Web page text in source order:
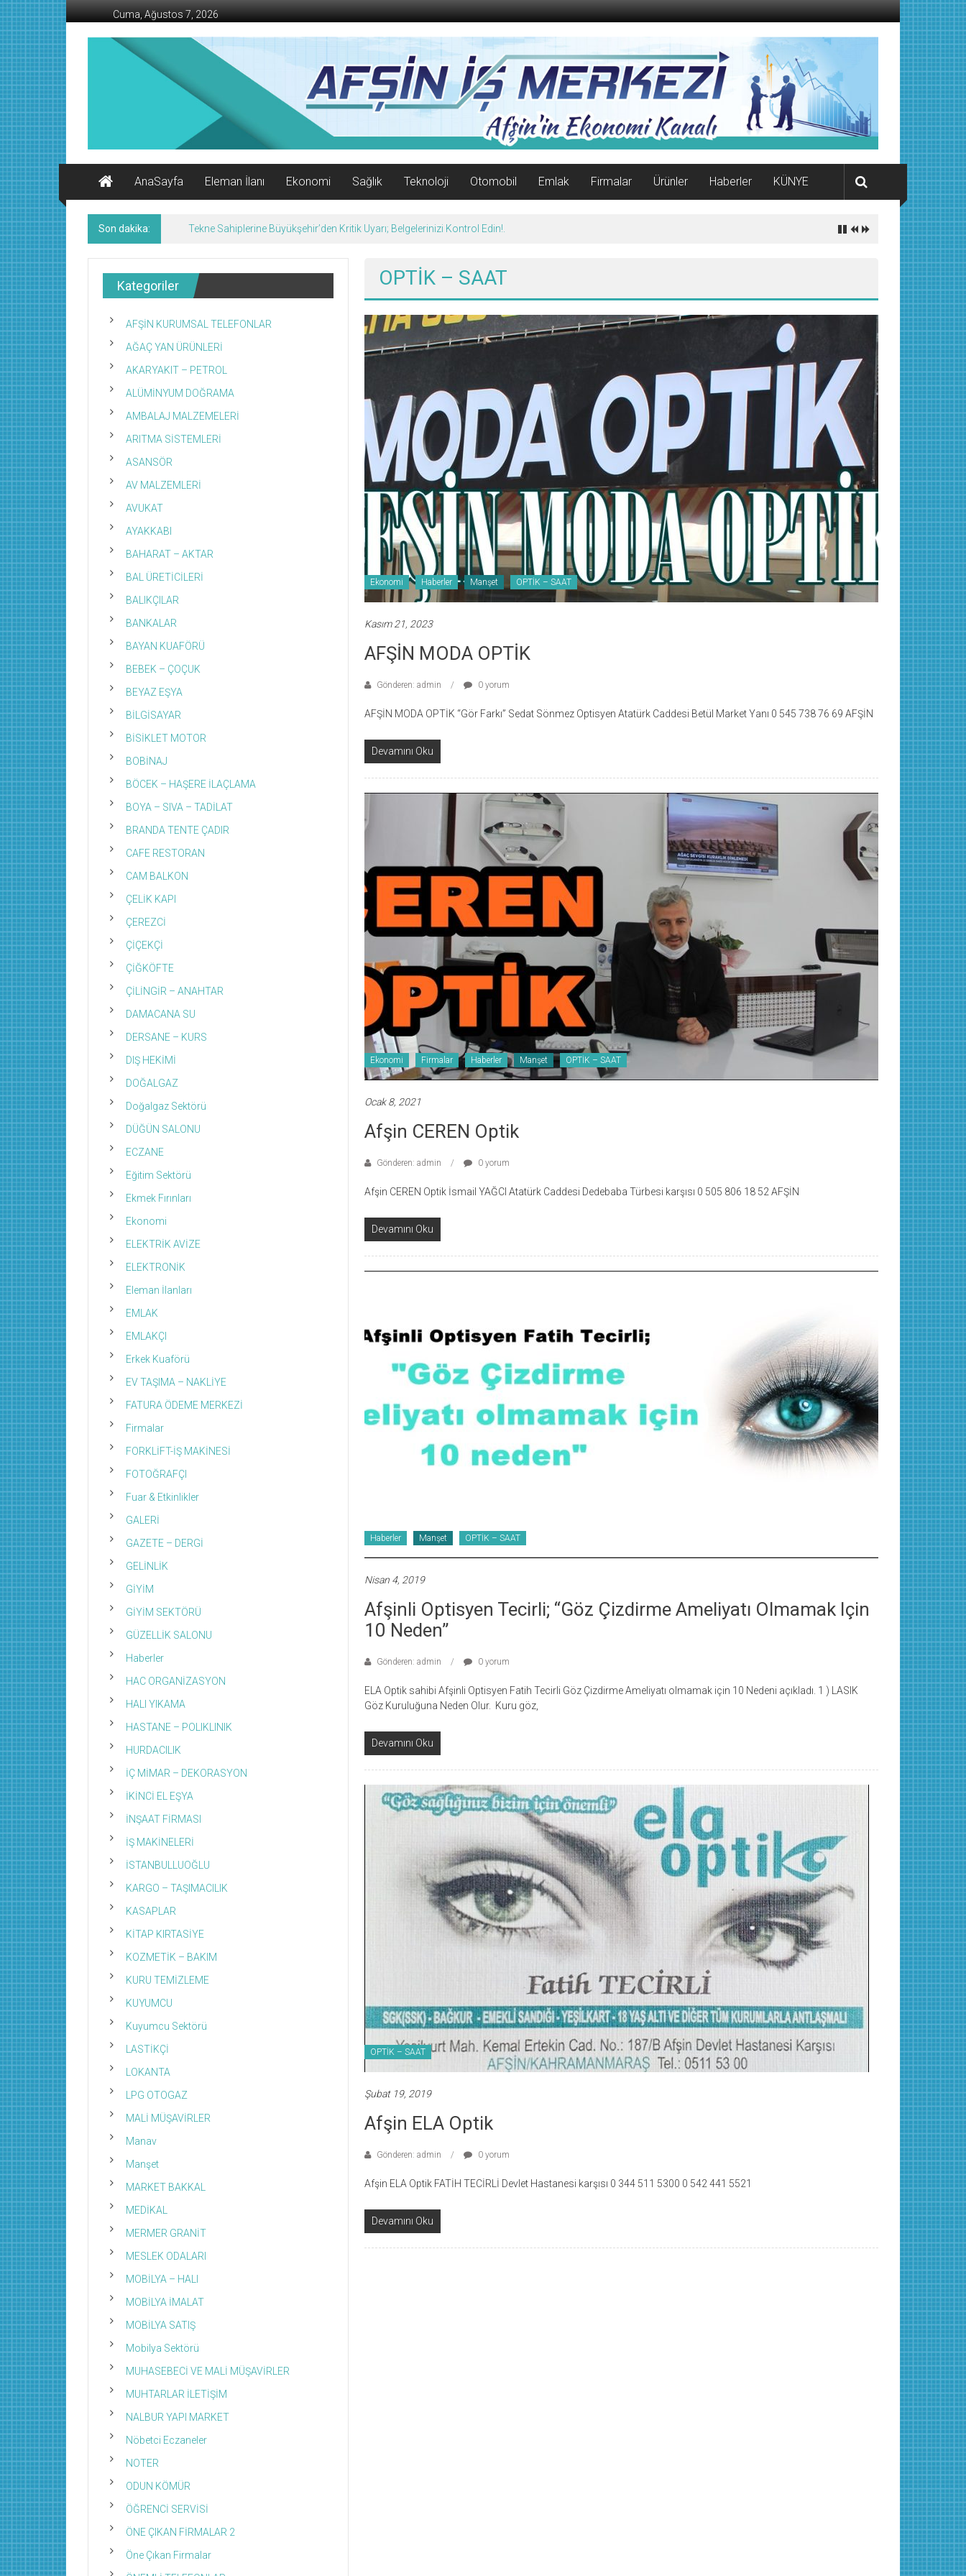
İçeriğe
geç
Cuma, Ağustos 7, 2026
AFŞİN
Ekonomi
Kanalı
AnaSayfa
Eleman İlanı Ekonomi Sağlık Teknoloji Otomobil Emlak Firmalar Ürünler Haberler KÜNYE
Son dakika: Tekne Sahiplerine Büyükşehir’den Kritik Uyarı; Belgelerinizi Kontrol Edin!.
OPTİK – SAAT
Ekonomi Haberler Manşet OPTİK – SAAT
Kasım 21, 2023
AFŞİN MODA OPTİK
Gönderen: admin 0 yorum
AFŞİN MODA OPTİK “Gör Farkı” Sedat Sönmez Optisyen Atatürk Caddesi Betül Market Yanı 0 545 738 76 69 AFŞİN
Devamını Oku
Ekonomi Firmalar Haberler Manşet OPTİK – SAAT
Ocak 8, 2021
Afşin CEREN Optik
Gönderen: admin 0 yorum
Afşin CEREN Optik İsmail YAĞCI Atatürk Caddesi Dedebaba Türbesi karşısı 0 505 806 18 52 AFŞİN
Devamını Oku
Haberler Manşet OPTİK – SAAT
Nisan 4, 2019
Afşinli Optisyen Tecirli; “Göz Çizdirme Ameliyatı Olmamak Için
10 Neden”
Gönderen: admin 0 yorum
ELA Optik sahibi Afşinli Optisyen Fatih Tecirli Göz Çizdirme Ameliyatı olmamak için 10 Nedeni açıkladı. 1 ) LASIK
Göz Kuruluğuna Neden Olur. Kuru göz,
Devamını Oku
OPTİK – SAAT
Şubat 19, 2019
Afşin ELA Optik
Gönderen: admin 0 yorum
Afşin ELA Optik FATİH TECİRLİ Devlet Hastanesi karşısı 0 344 511 5300 0 542 441 5521
Devamını Oku
Kategoriler
AFŞİN KURUMSAL TELEFONLAR
AĞAÇ YAN ÜRÜNLERİ
AKARYAKIT – PETROL
ALÜMİNYUM DOĞRAMA
AMBALAJ MALZEMELERİ
ARITMA SİSTEMLERİ
ASANSÖR
AV MALZEMLERİ
AVUKAT
AYAKKABI
BAHARAT – AKTAR
BAL ÜRETİCİLERİ
BALIKÇILAR
BANKALAR
BAYAN KUAFÖRÜ
BEBEK – ÇOÇUK
BEYAZ EŞYA
BİLGİSAYAR
BİSİKLET MOTOR
BOBİNAJ
BÖCEK – HAŞERE İLAÇLAMA
BOYA – SIVA – TADİLAT
BRANDA TENTE ÇADIR
CAFE RESTORAN
CAM BALKON
ÇELİK KAPI
ÇEREZCİ
ÇİÇEKÇİ
ÇİĞKÖFTE
ÇİLİNGİR – ANAHTAR
DAMACANA SU
DERSANE – KURS
DIŞ HEKİMİ
DOĞALGAZ
Doğalgaz Sektörü
DÜĞÜN SALONU
ECZANE
Eğitim Sektörü
Ekmek Fırınları
Ekonomi
ELEKTRİK AVİZE
ELEKTRONİK
Eleman İlanları
EMLAK
EMLAKÇI
Erkek Kuaförü
EV TAŞIMA – NAKLİYE
FATURA ÖDEME MERKEZİ
Firmalar
FORKLİFT-İŞ MAKİNESİ
FOTOĞRAFÇI
Fuar & Etkinlikler
GALERİ
GAZETE – DERGİ
GELİNLİK
GİYİM
GİYİM SEKTÖRÜ
GÜZELLİK SALONU
Haberler
HAC ORGANİZASYON
HALI YIKAMA
HASTANE – POLIKLINIK
HURDACILIK
İÇ MİMAR – DEKORASYON
İKİNCİ EL EŞYA
İNŞAAT FİRMASI
İŞ MAKİNELERİ
İSTANBULLUOĞLU
KARGO – TAŞIMACILIK
KASAPLAR
KİTAP KIRTASİYE
KOZMETİK – BAKIM
KURU TEMİZLEME
KUYUMCU
Kuyumcu Sektörü
LASTİKÇİ
LOKANTA
LPG OTOGAZ
MALİ MÜŞAVİRLER
Manav
Manşet
MARKET BAKKAL
MEDİKAL
MERMER GRANİT
MESLEK ODALARI
MOBİLYA – HALI
MOBİLYA İMALAT
MOBİLYA SATIŞ
Mobilya Sektörü
MUHASEBECİ VE MALİ MÜŞAVİRLER
MUHTARLAR İLETİŞİM
NALBUR YAPI MARKET
Nöbetci Eczaneler
NOTER
ODUN KÖMÜR
ÖĞRENCİ SERVİSİ
ÖNE ÇIKAN FİRMALAR 2
Öne Çıkan Firmalar